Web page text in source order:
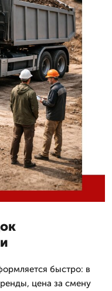
быстро: в
цена за смену